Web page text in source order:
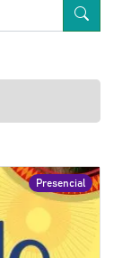
Presencial